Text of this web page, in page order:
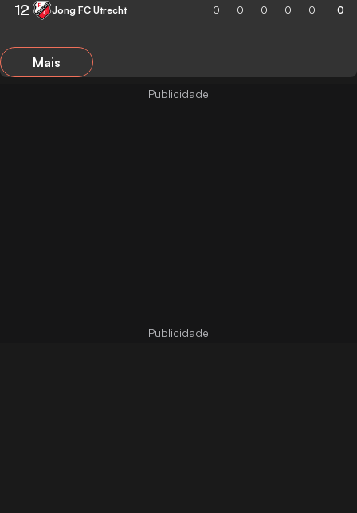
12 Jong FC Utrecht 0 0 0 0 0 0
Mais